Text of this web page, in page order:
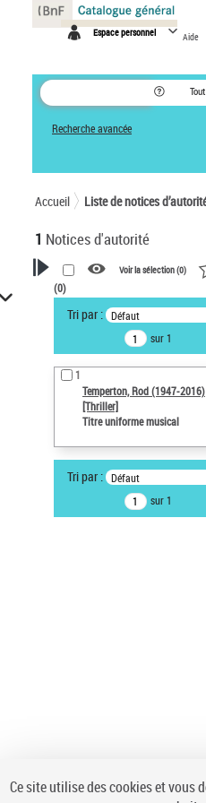
Espace personnel Aide
Tout
Recherche avancée
Accueil Liste de notices
1 Notices d'autorité
VOTRE RECHERCHE
Recherche avancée dans les
notices d’autorité
Œuvres liées à l'auteur :
Temperton, Rod (1947-2016)
Auteur d’œuvre
Type de notice d'autorité
Titre uniforme musical
Voir la sélection (0)
(0)
Tri par : Défaut
sur 1
1
Temperton, Rod (1947-2016)
[Thriller]
Titre uniforme musical
Tri par : Défaut
sur 1
Panneau de gestion des cookies
Ce site utilise des cookies et vous